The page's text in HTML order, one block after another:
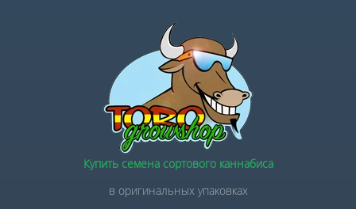
Купить семена сортового каннабиса
в оригинальных упаковках